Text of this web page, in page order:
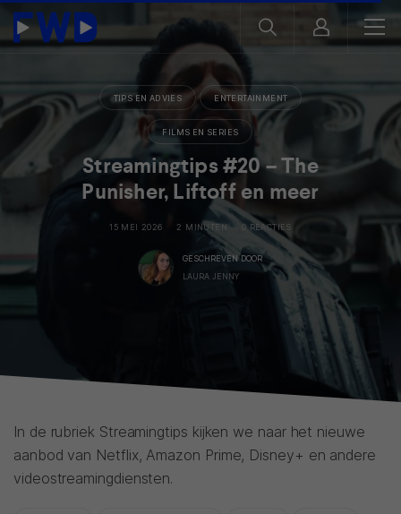
TIPS EN ADVIES ENTERTAINMENT
FILMS EN SERIES
Streamingtips #20 – The
Punisher, Liftoff en meer
15 MEI 2026 2 MINUTEN 0 REACTIES
GESCHREVEN DOOR
LAURA JENNY
In de rubriek Streamingtips kijken we naar het nieuwe
aanbod van Netflix, Amazon Prime, Disney+ en andere
videostreamingdiensten.